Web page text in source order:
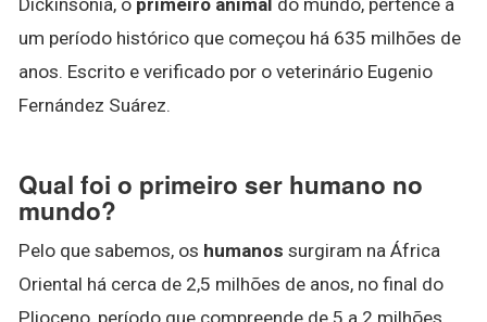
um período histórico que começou há 635 milhões de
anos. Escrito e verificado por o veterinário Eugenio
Fernández Suárez.
Qual foi o primeiro ser humano no
mundo?
Pelo que sabemos, os humanos surgiram na África
Oriental há cerca de 2,5 milhões de anos, no final do
Plioceno, período que compreende de 5 a 2 milhões